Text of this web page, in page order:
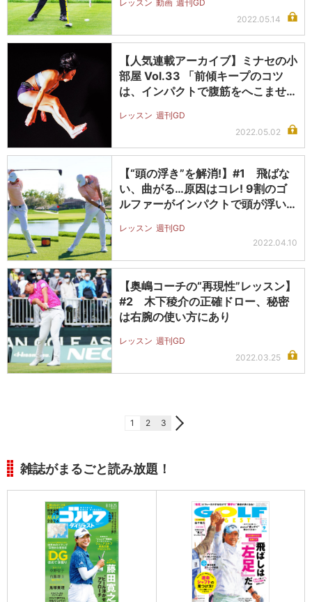
レッスン 動画 週刊GD
2022.05.14
【人気連載アーカイブ】ミナセの小
部屋 Vol.33 「前傾キープのコツ
は、インパクトで腹筋をへこませ…
レッスン 週刊GD
2022.05.02
【“頭の浮き”を解消!】#1 飛ばな
い、曲がる…原因はコレ! 9割のゴ
ルファーがインパクトで頭が浮い…
レッスン 週刊GD
2022.04.10
【奥嶋コーチの“再現性”レッスン】
#2 木下稜介の正確ドロー、秘密
は右腕の使い方にあり
レッスン 週刊GD
2022.03.25
1 2 3
雑誌がまるごと読み放題！